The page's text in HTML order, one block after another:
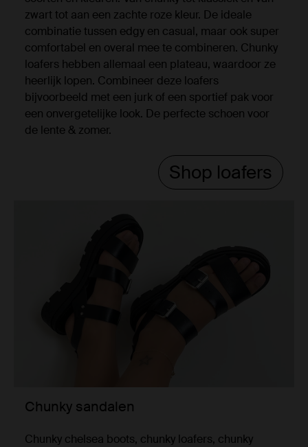
zwart tot aan een zachte roze kleur. De ideale
combinatie tussen edgy en casual, maar ook super
comfortabel en overal mee te combineren. Chunky
loafers hebben allemaal een plateau, waardoor ze
heerlijk lopen. Combineer deze loafers
bijvoorbeeld met een jurk of een sportief pak voor
een onvergetelijke look. De perfecte schoen voor
de lente & zomer.
Shop loafers
Chunky sandalen
Chunky chelsea boots, chunky loafers, chunky